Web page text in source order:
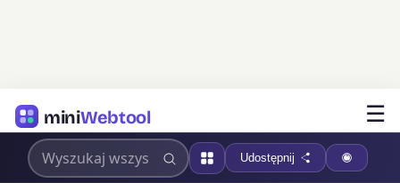
miniWebtool ☰
Udostępnij